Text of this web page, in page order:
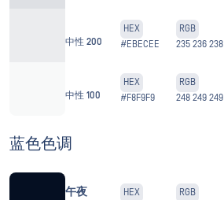
中性 200
HEX
#EBECEE
RGB
235 236 238
中性 100
HEX
#F8F9F9
RGB
248 249 249
蓝色色调
午夜
HEX
RGB